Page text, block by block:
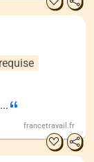
francetravail.fr